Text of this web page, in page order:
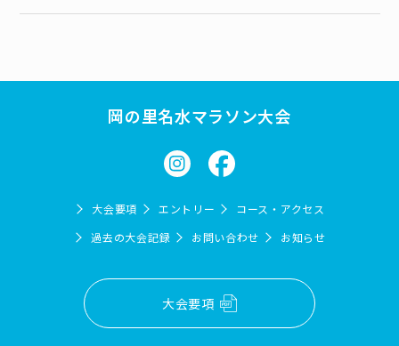
岡の里名水マラソン大会
大会要項 エントリー
コース・アクセス
過去の大会記録
お問い合わせ お知らせ
大会要項